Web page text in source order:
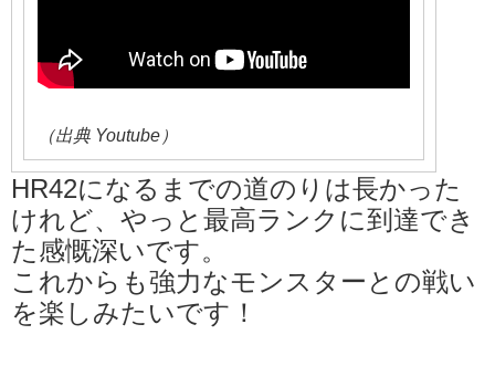
（出典 Youtube）
HR42になるまでの道のりは長かった
けれど、やっと最高ランクに到達でき
た感慨深いです。
これからも強力なモンスターとの戦い
を楽しみたいです！